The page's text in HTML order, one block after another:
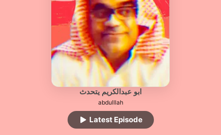
ابو عبدالكريم يتحدث
abdulllah
Latest Episode